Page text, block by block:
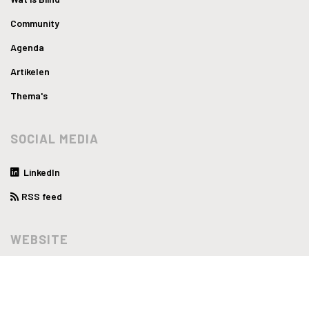
Community
Agenda
Artikelen
Thema's
SOCIAL MEDIA
LinkedIn
RSS feed
WEBSITE